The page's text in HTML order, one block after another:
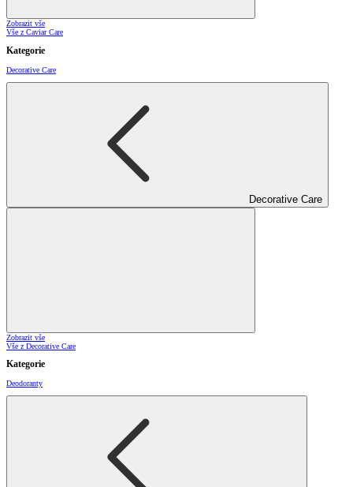
Zobrazit vše
Vše z Caviar Care
Kategorie
Decorative Care
Decorative Care
Zobrazit vše
Vše z Decorative Care
Kategorie
Deodoranty